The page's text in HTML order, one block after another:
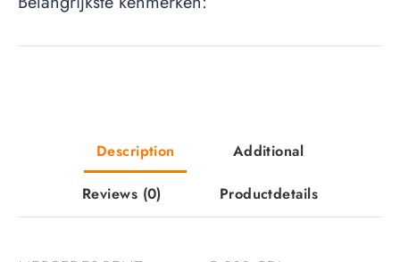
Description Additional
Reviews (0) Productdetails